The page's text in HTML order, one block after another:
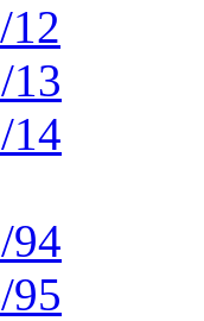
12
13
14
94
95